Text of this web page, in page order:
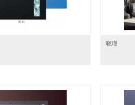
晓瑾